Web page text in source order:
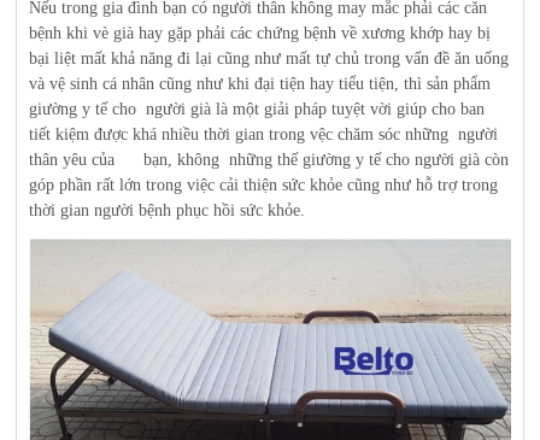
Nếu trong gia đình bạn có người thân không may mắc phải các căn
bệnh khi vè già hay gặp phải các chứng bệnh về xương khớp hay bị
bại liệt mất khả năng đi lại cũng như mất tự chủ trong vấn đề ăn uống
và vệ sinh cá nhân cũng như khi đại tiện hay tiểu tiện, thì sản phẩm
giường y tế cho người già là một giải pháp tuyệt vời giúp cho ban
tiết kiệm được khá nhiều thời gian trong vệc chăm sóc những người
thân yêu của bạn, không những thế giường y tế cho người già còn
góp phần rất lớn trong việc cải thiện sức khỏe cũng như hỗ trợ trong
thời gian người bệnh phục hồi sức khỏe.